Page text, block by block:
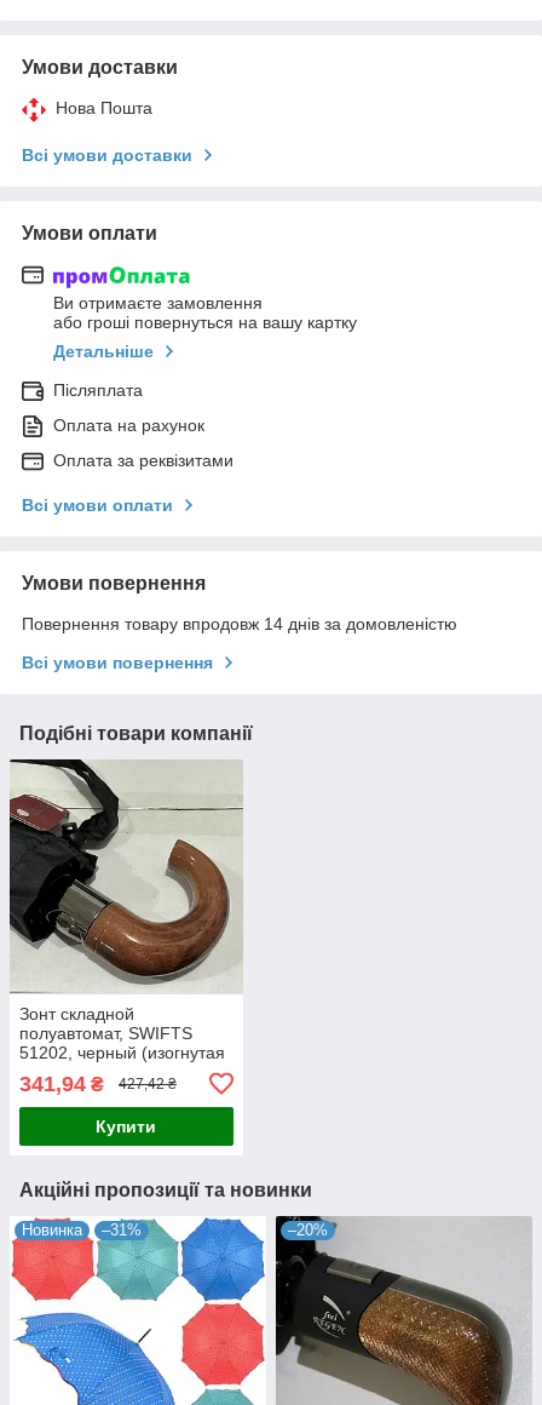
Умови доставки
Нова Пошта
Всі умови доставки
Умови оплати
Ви отримаєте замовлення
або гроші повернуться на вашу картку
Детальніше
Післяплата
Оплата на рахунок
Оплата за реквізитами
Всі умови оплати
Умови повернення
Повернення товару впродовж 14 днів за домовленістю
Всі умови повернення
Подібні товари компанії
Зонт складной
полуавтомат, SWIFTS
51202, черный (изогнутая
341,94 ₴ 427,42 ₴
Купити
Акційні пропозиції та новинки
Новинка –31% –20%